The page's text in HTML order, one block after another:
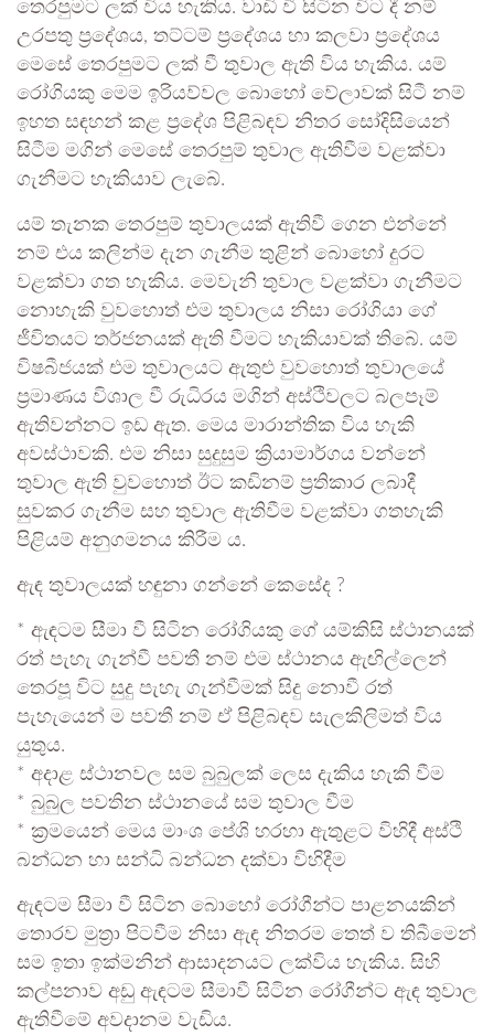
තෙරපුමට ලක් විය හැකිය. වාඩි වී සිටින විට දී නම්
උරපතු ප්‍රදේශය, තට්ටම් ප්‍රදේශය හා කලවා ප්‍රදේශය
මෙසේ තෙරපුමට ලක් වී තුවාල ඇති විය හැකිය. යම්
රෝගියකු මෙම ඉරියව්වල බොහෝ වේලාවක් සිටී නම්
ඉහත සඳහන් කළ ප්‍රදේශ පිළිබඳව නිතර සෝදිසියෙන්
සිටීම මගින් මෙසේ තෙරපුම් තුවාල ඇතිවීම වළක්වා
ගැනීමට හැකියාව ලැබේ.
යම් තැනක තෙරපුම් තුවාලයක් ඇතිවී ගෙන එන්නේ
නම් එය කලින්ම දැන ගැනීම තුළින් බොහෝ දුරට
වළක්වා ගත හැකිය. මෙවැනි තුවාල වළක්වා ගැනීමට
නොහැකි වුවහොත් එම තුවාලය නිසා රෝගියා ගේ
ජීවිතයට තර්ජනයක් ඇති වීමට හැකියාවක් තිබේ. යම්
විෂබීජයක් එම තුවාලයට ඇතුළු වුවහොත් තුවාලයේ
ප්‍රමාණය විශාල වී රුධිරය මගින් අස්ථිවලට බලපෑම්
ඇතිවන්නට ඉඩ ඇත. මෙය මාරාන්තික විය හැකි
අවස්ථාවකි. එම නිසා සුදුසුම ක්‍රියාමාර්ගය වන්නේ
තුවාල ඇති වුවහොත් ඊට කඩිනම් ප්‍රතිකාර ලබාදී
සුවකර ගැනීම සහ තුවාල ඇතිවීම වළක්වා ගතහැකි
පිළියම් අනුගමනය කිරීම ය.
ඇඳ තුවාලයක් හඳුනා ගන්නේ කෙසේද ?
* ඇඳටම සීමා වී සිටින රෝගියකු ගේ යම්කිසි ස්ථානයක්
රත් පැහැ ගැන්වී පවතී නම් එම ස්ථානය ඇඟිල්ලෙන්
තෙරපූ විට සුදු පැහැ ගැන්වීමක් සිදු නොවී රත්
පැහැයෙන් ම පවතී නම් ඒ පිළිබඳව සැලකිලිමත් විය
යුතුය.
* අදාළ ස්ථානවල සම බුබුලක් ලෙස දැකිය හැකි වීම
* බුබුල පවතින ස්ථානයේ සම තුවාල වීම
* ක්‍රමයෙන් මෙය මාංශ පේශි හරහා ඇතුළට විහිදී අස්ථි
බන්ධන හා සන්ධි බන්ධන දක්වා විහිදීම
ඇඳටම සීමා වී සිටින බොහෝ රෝගීන්ට පාළනයකින්
තොරව මුත්‍රා පිටවීම නිසා ඇඳ නිතරම තෙත් ව තිබීමෙන්
සම ඉතා ඉක්මනින් ආසාදනයට ලක්විය හැකිය. සිහි
කල්පනාව අඩු ඇඳටම සීමාවී සිටින රෝගීන්ට ඇඳ තුවාල
ඇතිවීමේ අවදානම වැඩිය.